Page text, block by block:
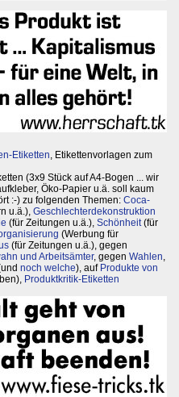
Etiketten, Etikettenvorlagen zum
(3x9 Stück auf A4-Bogen ... wir
Öko-Papier u.ä. soll kaum
:-) zu folgenden Themen: Coca-
u.ä.), Geschlechterdekonstruktion
(für Zeitungen u.ä.), Schönheit(für
(Werbung für
(für Zeitungen u.ä.), gegen
und Arbeitsämter, gegen Wahlen,
noch welche), auf Produkte von
Produktkritik-Etiketten